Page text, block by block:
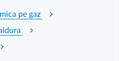
pe gaz chevron_right
chevron_right
chevron_right